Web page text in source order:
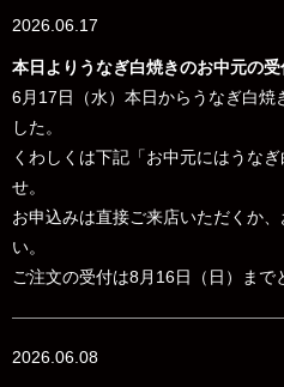
2026.06.17
本日よりうなぎ白焼きのお中元の
6月17日（水）本日からうなぎ白焼
した。
くわしくは下記「お中元にはうな
せ。
お申込みは直接ご来店いただくか
い。
ご注文の受付は8月16日（日）まで
2026.06.08